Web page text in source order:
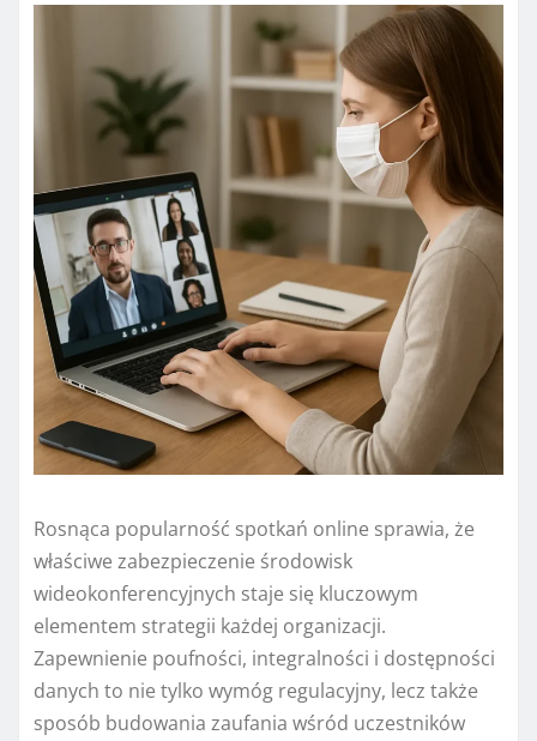
Rosnąca popularność spotkań online sprawia, że
właściwe zabezpieczenie środowisk
wideokonferencyjnych staje się kluczowym
elementem strategii każdej organizacji.
Zapewnienie poufności, integralności i dostępności
danych to nie tylko wymóg regulacyjny, lecz także
sposób budowania zaufania wśród uczestników